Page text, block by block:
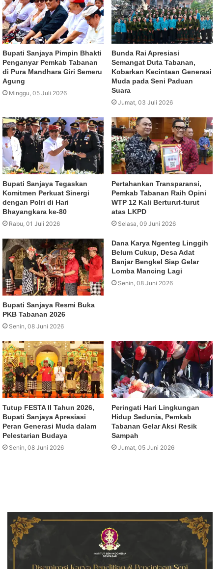
Bupati Sanjaya Pimpin Bhakti
Penganyar Pemkab Tabanan
di Pura Mandhara Giri Semeru
Agung
Minggu, 05 Juli 2026
Bunda Rai Apresiasi
Semangat Duta Tabanan,
Kobarkan Kecintaan Generasi
Muda pada Seni Paduan
Suara
Jumat, 03 Juli 2026
Bupati Sanjaya Tegaskan
Komitmen Perkuat Sinergi
dengan Polri di Hari
Bhayangkara ke-80
Rabu, 01 Juli 2026
Pertahankan Transparansi,
Pemkab Tabanan Raih Opini
WTP 12 Kali Berturut-turut
atas LKPD
Selasa, 09 Juni 2026
Bupati Sanjaya Resmi Buka
PKB Tabanan 2026
Senin, 08 Juni 2026
Dana Karya Ngenteg Linggih
Belum Cukup, Desa Adat
Banjar Bengkel Siap Gelar
Lomba Mancing Lagi
Senin, 08 Juni 2026
Tutup FESTA II Tahun 2026,
Bupati Sanjaya Apresiasi
Peran Generasi Muda dalam
Pelestarian Budaya
Senin, 08 Juni 2026
Peringati Hari Lingkungan
Hidup Sedunia, Pemkab
Tabanan Gelar Aksi Resik
Sampah
Jumat, 05 Juni 2026